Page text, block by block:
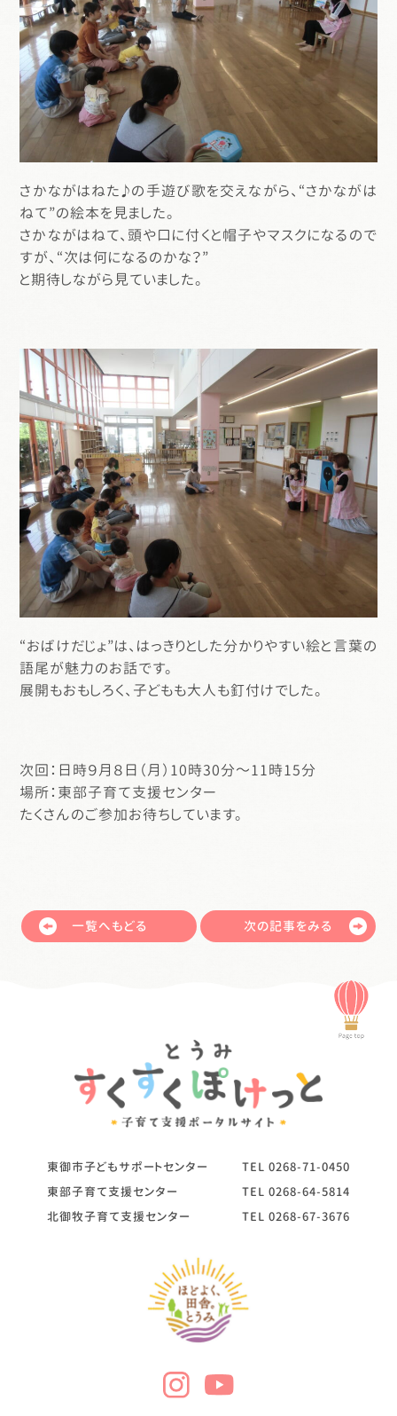
さかながはねた♪の手遊び歌を交えながら、“さかながは
ねて”の絵本を見ました。
さかながはねて、頭や口に付くと帽子やマスクになるので
すが、“次は何になるのかな？”
と期待しながら見ていました。
“おばけだじょ”は、はっきりとした分かりやすい絵と言葉の
語尾が魅力のお話です。
展開もおもしろく、子どもも大人も釘付けでした。
次回：日時９月８日（月）10時30分～11時15分
場所：東部子育て支援センター
たくさんのご参加お待ちしています。
一覧へもどる 次の記事をみる
東御市子どもサポートセンター TEL 0268-71-0450
東部子育て支援センター
TEL 0268-64-5814
北御牧子育て支援センター
TEL 0268-67-3676